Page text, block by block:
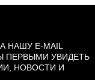
E-MAIL
ПЕРВЫМИ УВИДЕТЬ
НОВОСТИ И